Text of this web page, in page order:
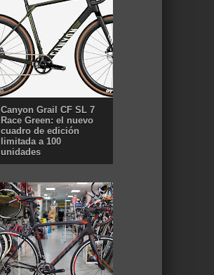
Canyon Grail CF SL 7
Race Green: el nuevo
cuadro de edición
limitada a 100
unidades